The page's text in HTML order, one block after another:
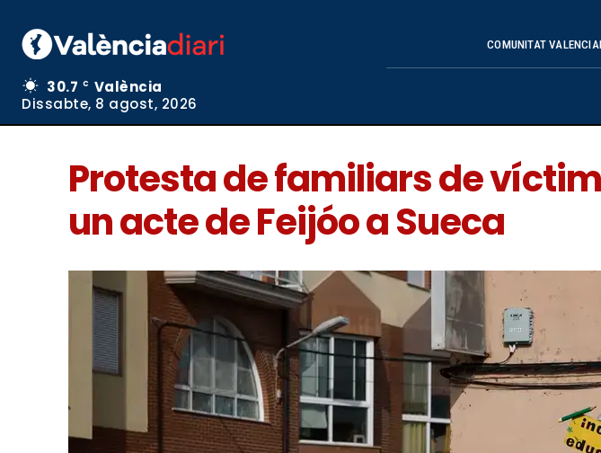
30.7 C
València
Dissabte, 8 agost, 2026
COMUNITAT
Protesta de familiars de
un acte de Feijóo a Sueca